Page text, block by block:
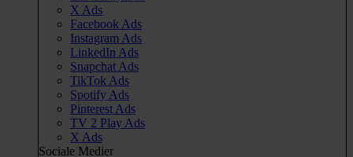
X Ads
Facebook Ads
Instagram Ads
LinkedIn Ads
Snapchat Ads
TikTok Ads
Spotify Ads
Pinterest Ads
TV 2 Play Ads
X Ads
Sociale Medier